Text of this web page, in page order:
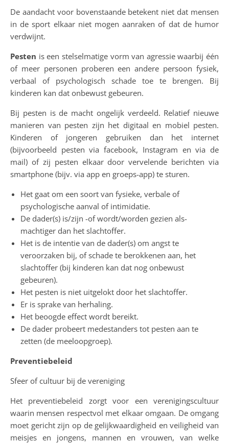
De aandacht voor bovenstaande betekent niet dat mensen
in de sport elkaar niet mogen aanraken of dat de humor
verdwijnt.
Pesten is een stelselmatige vorm van agressie waarbij één
of meer personen proberen een andere persoon fysiek,
verbaal of psychologisch schade toe te brengen. Bij
kinderen kan dat onbewust gebeuren.
Bij pesten is de macht ongelijk verdeeld. Relatief nieuwe
manieren van pesten zijn het digitaal en mobiel pesten.
Kinderen of jongeren gebruiken dan het internet
(bijvoorbeeld pesten via facebook, Instagram en via de
mail) of zij pesten elkaar door vervelende berichten via
smartphone (bijv. via app en groeps-app) te sturen.
Het gaat om een soort van fysieke, verbale of
psychologische aanval of intimidatie.
De dader(s) is/zijn -of wordt/worden gezien als-
machtiger dan het slachtoffer.
Het is de intentie van de dader(s) om angst te
veroorzaken bij, of schade te berokkenen aan, het
slachtoffer (bij kinderen kan dat nog onbewust
gebeuren).
Het pesten is niet uitgelokt door het slachtoffer.
Er is sprake van herhaling.
Het beoogde effect wordt bereikt.
De dader probeert medestanders tot pesten aan te
zetten (de meeloopgroep).
Preventiebeleid
Sfeer of cultuur bij de vereniging
Het preventiebeleid zorgt voor een verenigingscultuur
waarin mensen respectvol met elkaar omgaan. De omgang
moet gericht zijn op de gelijkwaardigheid en veiligheid van
meisjes en jongens, mannen en vrouwen, van welke